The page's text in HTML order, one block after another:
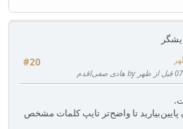
#20
تا واضح‌تر تایپ کلمات مشخص